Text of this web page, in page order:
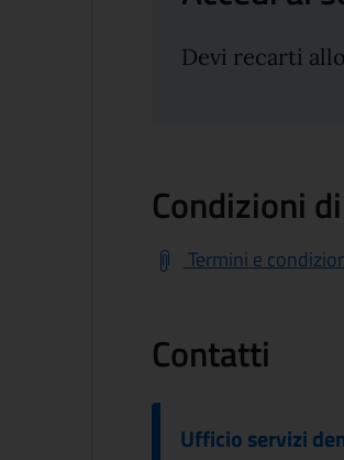
Devi recarti
Condizioni
Termini e
Contatti
Ufficio servizi